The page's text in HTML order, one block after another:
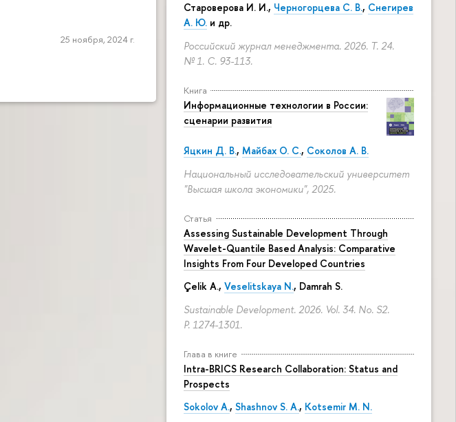
Староверова И. И., Черногорцева С. В., Снегирев
А. Ю. и др.
Российский журнал менеджмента. 2026. Т. 24.
№ 1. С. 93-113.
Книга
Информационные технологии в России:
сценарии развития
Яцкин Д. В., Майбах О. С., Соколов А. В.
Национальный исследовательский университет
"Высшая школа экономики", 2025.
Статья
Assessing Sustainable Development Through
Wavelet-Quantile Based Analysis: Comparative
Insights From Four Developed Countries
Çelik A., Veselitskaya N., Damrah S.
Sustainable Development. 2026. Vol. 34. No. S2.
P. 1274-1301.
Глава в книге
Intra-BRICS Research Collaboration: Status and
Prospects
Sokolov A., Shashnov S. A., Kotsemir M. N.
25 ноября, 2024 г.